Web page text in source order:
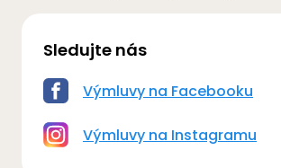
Sledujte nás
Výmluvy na Facebooku
Výmluvy na Instagramu